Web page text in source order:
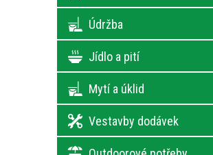
Údržba
Jídlo a pití
Mytí a úklid
Vestavby dodávek